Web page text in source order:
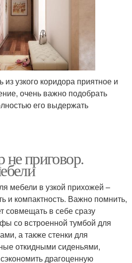
из узкого коридора приятное и
очень важно подобрать
его выдержать
не приговор.
мебели в узкой прихожей –
и компактность. Важно помнить,
совмещать в себе сразу
со встроенной тумбой для
а также стенки для
откидными сиденьями,
драгоценную